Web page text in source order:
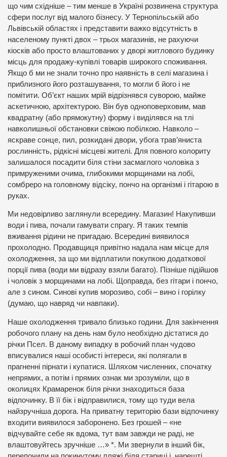
що чим східніше – тим менше в Україні розвинена структура
сфери послуг від малого бізнесу. У Тернопільській або
Львівській областях і представити важко відсутність в
населеному пункті двох – трьох магазинів, не рахуючи
кіосків або просто влаштованих у дворі житлового будинку
місць для продажу-купівлі товарів широкого споживання.
Якщо б ми не знали точно про наявність в селі магазина і
приблизного його розташування, то могли б його і не
помітити. Об’єкт наших мрій відрізнявся суворою, майже
аскетичною, архітектурою. Він був одноповерховим, мав
квадратну (або прямокутну) форму і виділявся на тлі
навколишньої обстановки свіжою побілкою. Навколо –
яскраве сонце, пил, розкидані двори, убога трав’яниста
рослинність, рідкісні місцеві жителі. Для повного колориту
залишалося посадити біля стіни засмаглого чоловіка з
примруженими очима, глибокими морщинами на лобі,
сомбреро на головному відсіку, пончо на організмі і гітарою в
руках.
Ми недовірливо заглянули всередину. Магазин! Накупивши
води і пива, почали гамувати спрагу. Я таких темпів
вживання рідини не пригадаю. Всередині виявилося
прохолодно. Продавщиця привітно надала нам місце для
охолодження, за що ми відплатили покупкою додаткової
порції пива (води ми відразу взяли багато). Пізніше підійшов
і чоловік з морщинами на лобі. Щоправда, без гітари і пончо,
але з сином. Синові купив морозиво, собі – вино і горілку
(думаю, що навряд чи навпаки).
Наше охолодження тривало близько години. Для закінчення
робочого плану на день нам було необхідно дістатися до
річки Псел. В даному випадку в робочий план чудово
вписувалися наші особисті інтереси, які полягали в
прагненні пірнати і купатися. Шляхом численних, спочатку
непрямих, а потім і прямих ознак ми зрозуміли, що в
околицях Крамаренок біля річки знаходиться база
відпочинку. В її бік і відправилися, тому що туди вела
найзручніша дорога. На приватну територію бази відпочинку
входити виявилося заборонено. Без грошей – «не
відчувайте себе як вдома, тут вам завжди не раді, не
влаштовуйтесь зручніше …» *. Ми звернули в інший бік,